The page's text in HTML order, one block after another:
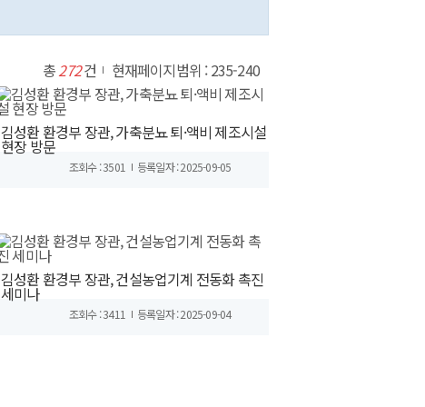
총272건 현재페이지범위 : 235-240
김성환 환경부 장관, 가축분뇨 퇴·액비 제조시설
현장 방문
조회수 : 3501 등록일자 : 2025-09-05
김성환 환경부 장관, 건설농업기계 전동화 촉진
세미나
조회수 : 3411 등록일자 : 2025-09-04